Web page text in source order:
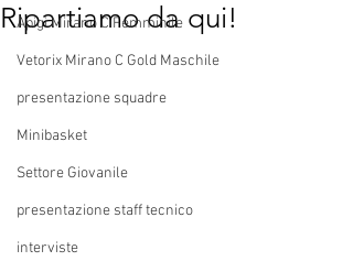
Apigi Mirano C Femminile
Vetorix Mirano C Gold Maschile
presentazione squadre
Minibasket
Settore Giovanile
presentazione staff tecnico
interviste
Ripartiamo da qui!